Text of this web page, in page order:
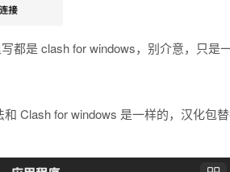
写都是 clash for windows，别介意，只
和 Clash for windows 是一样的，汉化包